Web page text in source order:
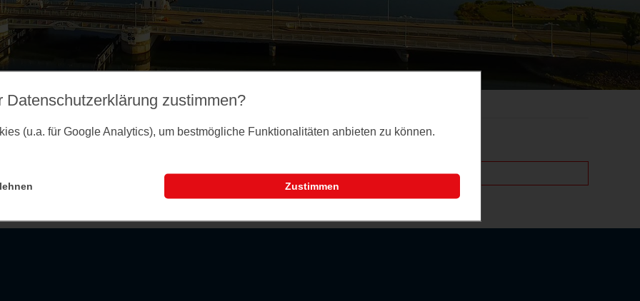
Datenschutz­erklärung zustimmen?
(u.a. für Google Analytics), um bestmögliche Funktionalitäten anbieten zu können.
Zustimmen